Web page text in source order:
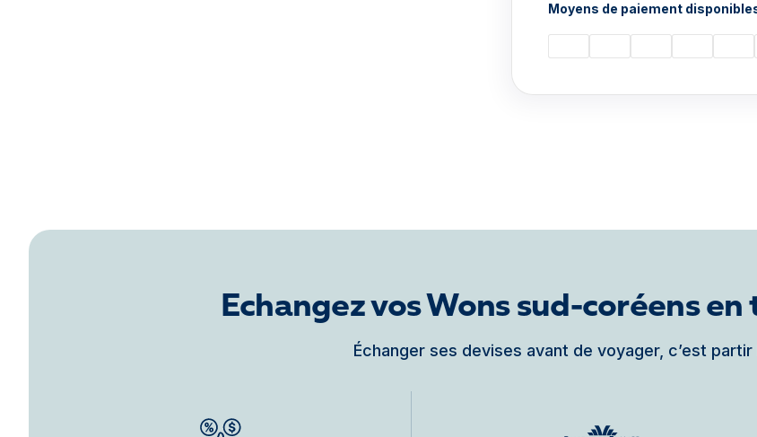
Moyens de paiement
Echangez vos Wons sud-coréens
Échanger ses devises avant de voyager, c’est partir